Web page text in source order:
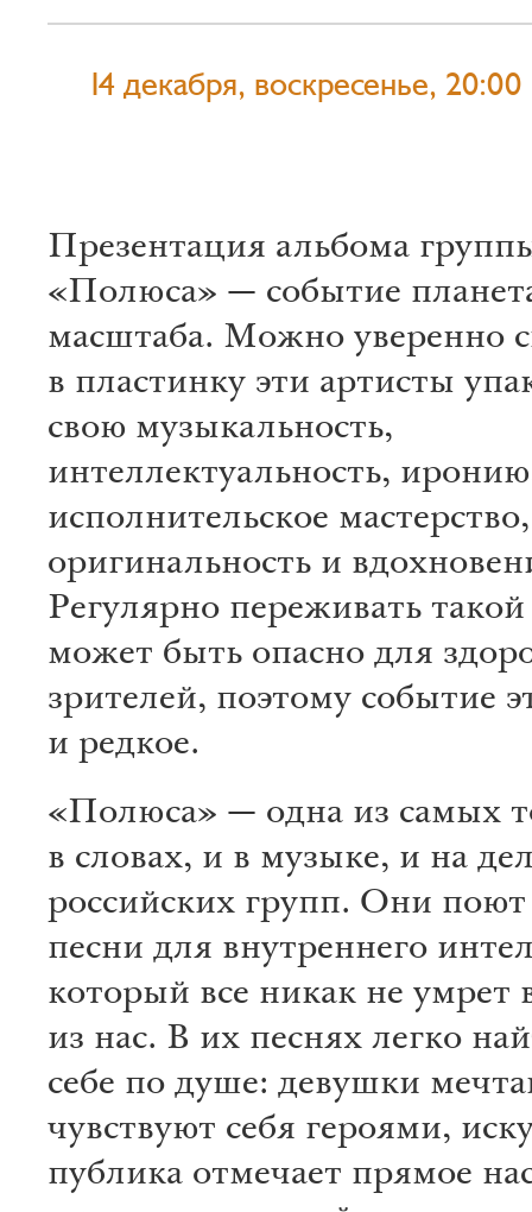
14 декабря, воскресенье, 20:00
Презентация альбома
«Полюса» — событие
масштаба. Можно уверенно
в пластинку эти артисты
свою музыкальность,
интеллектуальность,
исполнительское
оригинальность и
Регулярно переживать такой
может быть опасно для
зрителей, поэтому событие
и редкое.
«Полюса» — одна из самых
в словах, и в музыке, и на
российских групп. Они поют
песни для внутреннего
который все никак не умрет
из нас. В их песнях легко
себе по душе: девушки
чувствуют себя героями,
публика отмечает прямое